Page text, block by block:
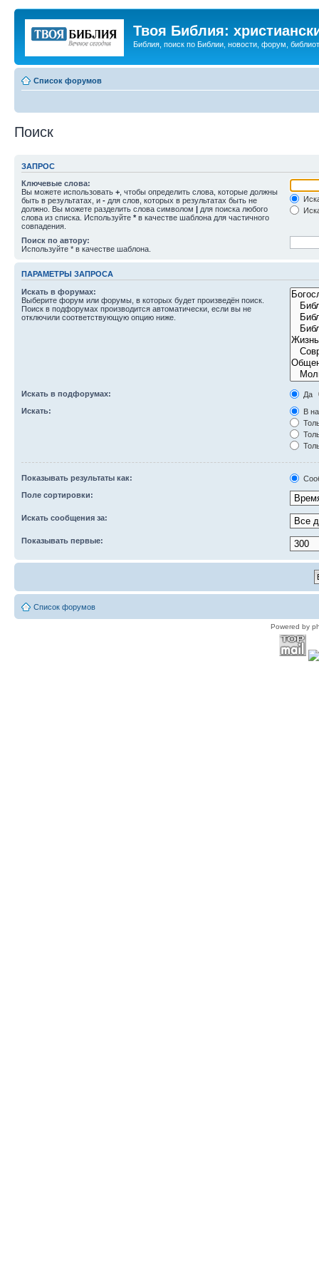
Твоя Библия:
Библия, поиск по Библии, новости, форум,
Список форумов
Поиск
ЗАПРОС
Ключевые слова:
Вы можете использовать + , чтобы определить слова, которые должны
быть в результатах, и - для слов, которых в результатах быть не
должно. Вы можете разделить слова символом | для поиска любого
слова из списка. Используйте * в качестве шаблона для частичного
совпадения.
Поиск по автору:
Используйте * в качестве шаблона.
ПАРАМЕТРЫ ЗАПРОСА
Искать в форумах:
Выберите форум или форумы, в которых будет произведён поиск.
Поиск в подфорумах производится автоматически, если вы не
отключили соответствующую опцию ниже.
Искать в подфорумах:
Да
Искать:
В
Показывать результаты как:
Поле сортировки:
Искать сообщения за:
Показывать первые:
Список форумов
Powered by